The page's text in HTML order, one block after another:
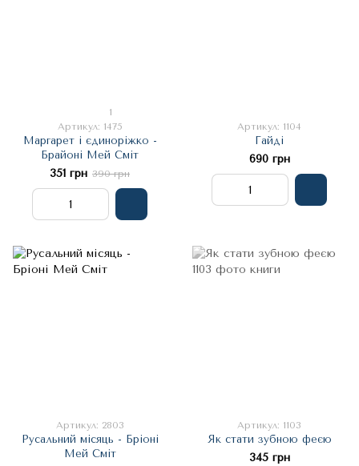
1
Артикул: 1475
Маргарет і єдиноріжко -
Брайоні Мей Сміт
351 грн 390 грн
Артикул: 1104
Гайді
690 грн
Артикул: 2803
Русальний місяць - Бріоні
Мей Сміт
Артикул: 1103
Як стати зубною феєю
345 грн